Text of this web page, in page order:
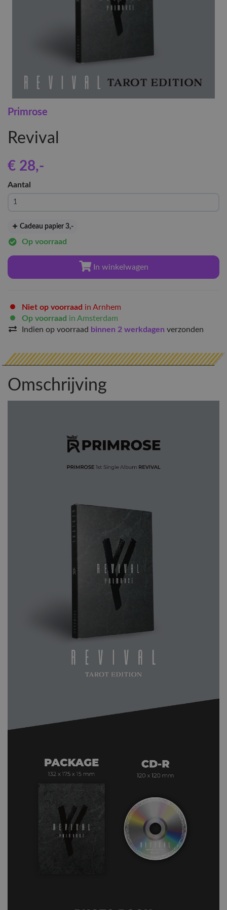
Primrose
Revival
€ 28,-
Aantal
Cadeau papier 3,-
Op voorraad
In winkelwagen
Niet op voorraad in Arnhem
Op voorraad in Amsterdam
Indien op voorraad binnen 2 werkdagen verzonden
Omschrijving